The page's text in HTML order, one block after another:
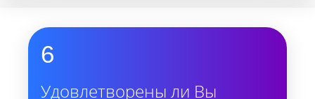
6
Удовлетворены ли Вы